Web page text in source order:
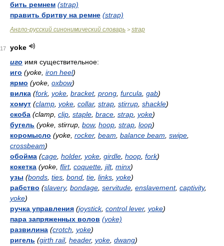
бить ремнем (strap)
править бритву на ремне (strap)
Англо-русский синонимический словарь > strap
17
yoke
иго имя существительное:
иго (yoke, iron heel)
ярмо (yoke, oxbow)
вилка (fork, yoke bracket, prong furcula gab)
хомут (clamp yoke collar, strap stirrup shackle)
скоба (clamp, clip staple brace strap yoke)
бугель (yoke, stirrup, bow, hoop strap loop)
коромысло (yoke, rocker, beam balance beam swipe
crossbeam)
обойма (cage holder, yoke girdle hoop fork)
кокетка (yoke, flirt, coquette jilt, minx)
узы (bonds ties bond tie links yoke)
рабство (slavery, bondage servitude enslavement, captivity,
yoke)
ручка управления (joystick, control lever, yoke)
пара запряженных волов (yoke)
развилина (crotch yoke)
ригель (girth rail, header, yoke dwang)